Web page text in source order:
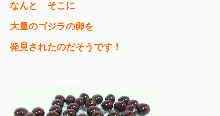
なんと　そこに
大量のゴジラの卵を
発見されたのだそうです！